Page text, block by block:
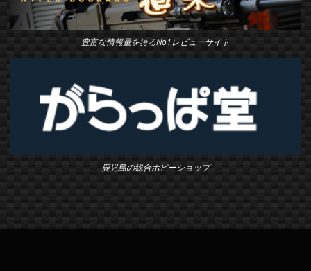
豊富な情報量を誇るNo1レビューサイト
鹿児島の総合ホビーショップ